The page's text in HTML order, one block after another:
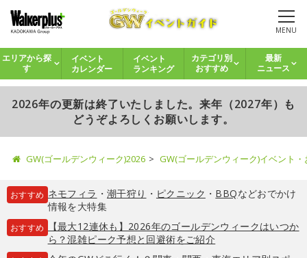
MENU
エリアから探
す
イベント
カレンダー
イベント
ランキング
カテゴリ別
おすすめ
最新
ニュース
2026年の更新は終了いたしました。来年（2027年）も
どうぞよろしくお願いします。
GW(ゴールデンウィーク)2026 GW(ゴールデンウィーク)イベント
おすすめ ネモフィラ ・ 潮干狩り ・ ピクニック ・ BBQなどおでかけ
情報を大特集
おすすめ
【最大12連休も】2026年のゴールデンウィークはいつか
ら？混雑ピーク予想と回避術をご紹介